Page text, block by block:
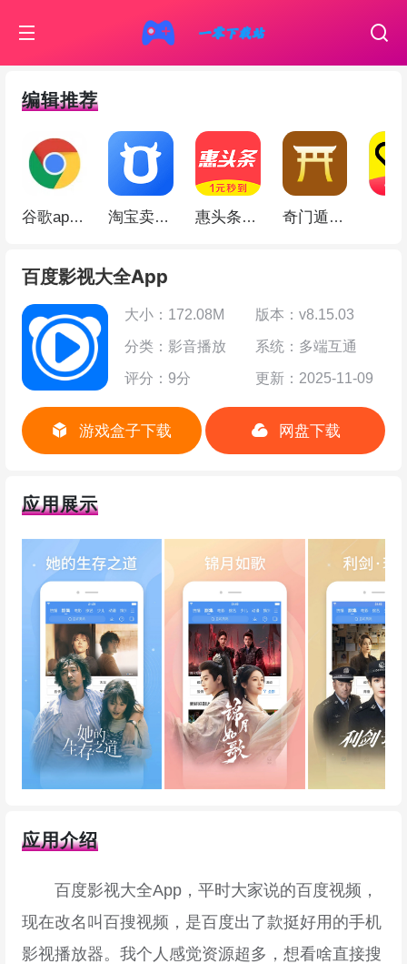
编辑推荐
谷歌app(Google Chrome) 淘宝卖家版app 惠头条app 奇门遁甲app
百度影视大全App
大小：172.08M 版本：v8.15.03
分类：影音播放 系统：多端互通
评分：9分 更新：2025-11-09
游戏盒子下载 网盘下载
应用展示
应用介绍
百度影视大全App，平时大家说的百度视频，
现在改名叫百搜视频，是百度出了款挺好用的手机
影视播放器。我个人感觉资源超多，想看啥直接搜